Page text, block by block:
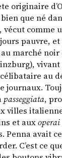
originaire
bien que né
comme
pauvre,
marché
au
journaux.
passeggiata,
villes
et auxoperai
Penna avait
C’est ce